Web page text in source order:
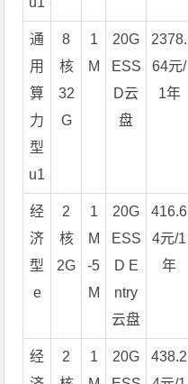
通
用
算
力
型
u1
8
核
32
G
1
M
20G
ESS
D云
盘
2378.
64元/
1年
经
济
型
e
2
核
2G
1
M
-5
M
20G
ESS
D E
ntry
云盘
416.6
4元/1
年
经
2
1
20G
438.2